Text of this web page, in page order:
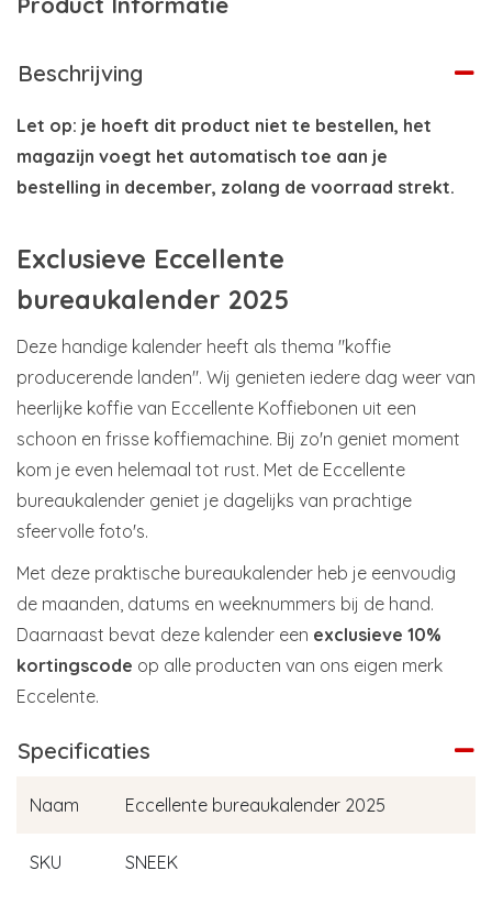
Beschrijving
Let op: je hoeft dit product niet te bestellen, het
magazijn voegt het automatisch toe aan je
bestelling in december, zolang de voorraad strekt.
Exclusieve Eccellente
bureaukalender 2025
Deze handige kalender heeft als thema "koffie
producerende landen". Wij genieten iedere dag weer van
heerlijke koffie van Eccellente Koffiebonen uit een
schoon en frisse koffiemachine. Bij zo'n geniet moment
kom je even helemaal tot rust. Met de Eccellente
bureaukalender geniet je dagelijks van prachtige
sfeervolle foto's.
Met deze praktische bureaukalender heb je eenvoudig
de maanden, datums en weeknummers bij de hand.
Daarnaast bevat deze kalender een exclusieve 10%
kortingscode op alle producten van ons eigen merk
Eccelente.
Specificaties
Naam Eccellente bureaukalender 2025
SKU SNEEK